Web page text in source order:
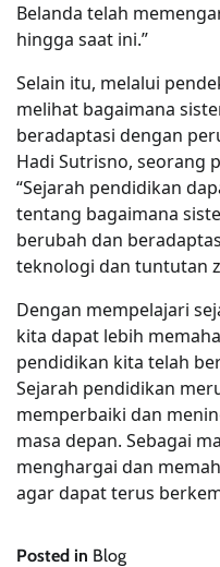
Belanda telah
hingga saat ini.”
Selain itu, melalui
melihat bagaimana
beradaptasi dengan
Hadi Sutrisno, seorang
“Sejarah pendidikan
tentang bagaimana
berubah dan
teknologi dan tuntutan
Dengan mempelajari
kita dapat lebih
pendidikan kita telah
Sejarah pendidikan
memperbaiki dan
masa depan. Sebagai
menghargai dan
agar dapat terus
Posted in Blog